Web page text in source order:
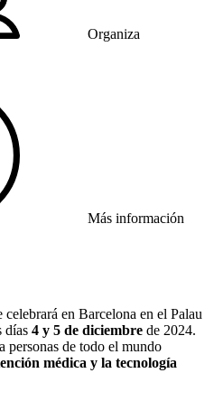
Organiza
Más información
en Barcelona en el Palau
días 4 y 5 de diciembre de 2024.
personas de todo el mundo
médica y la tecnología